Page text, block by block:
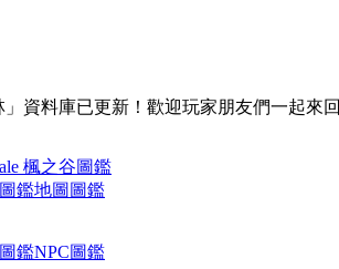
」資料庫已更新！歡迎玩家朋友們一起來
楓之谷圖鑑
鑑地圖圖鑑
鑑NPC圖鑑